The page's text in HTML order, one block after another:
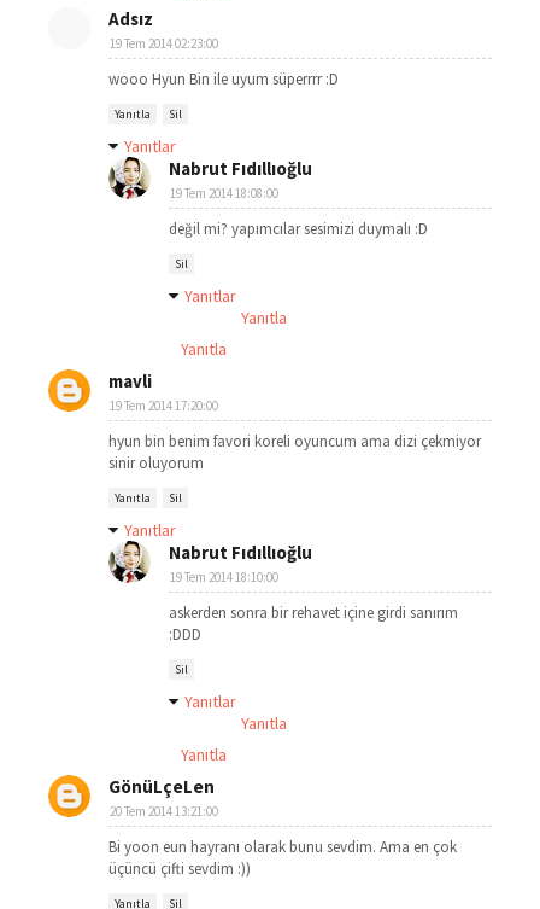
Adsız
19 Tem 2014 02:23:00
wooo Hyun Bin ile uyum süperrrr :D
Yanıtla Sil
Yanıtlar
Nabrut Fıdıllıoğlu
19 Tem 2014 18:08:00
değil mi? yapımcılar sesimizi duymalı :D
Sil
Yanıtlar
Yanıtla
Yanıtla
mavli
19 Tem 2014 17:20:00
hyun bin benim favori koreli oyuncum ama dizi çekmiyor
sinir oluyorum
Yanıtla Sil
Yanıtlar
Nabrut Fıdıllıoğlu
19 Tem 2014 18:10:00
askerden sonra bir rehavet içine girdi sanırım
:DDD
Sil
Yanıtlar
Yanıtla
Yanıtla
GönüLçeLen
20 Tem 2014 13:21:00
Bi yoon eun hayranı olarak bunu sevdim. Ama en çok
üçüncü çifti sevdim :))
Yanıtla Sil